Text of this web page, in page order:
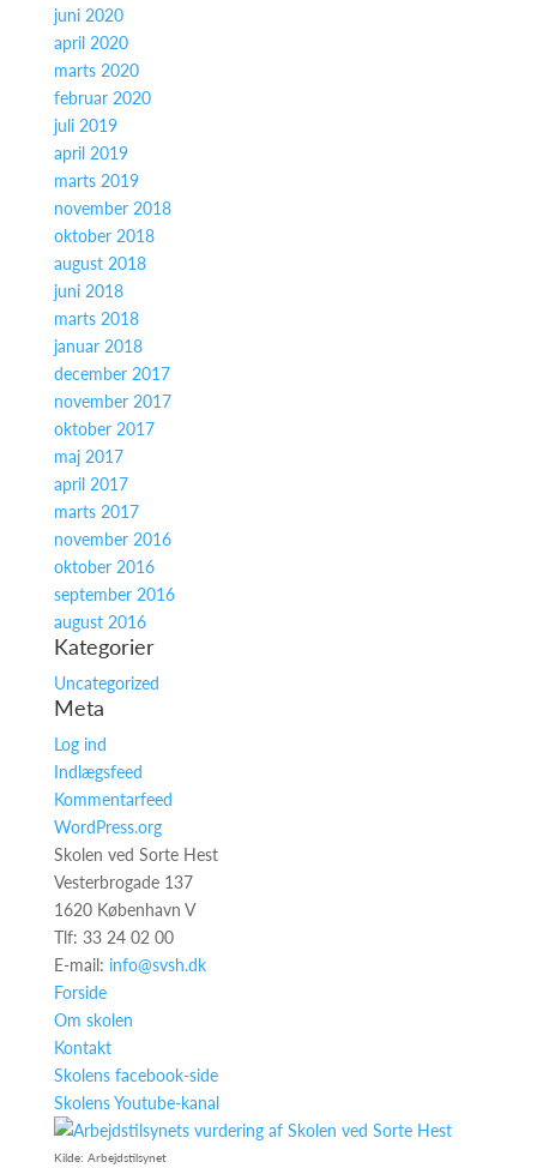
juni 2020
april 2020
marts 2020
februar 2020
juli 2019
april 2019
marts 2019
november 2018
oktober 2018
august 2018
juni 2018
marts 2018
januar 2018
december 2017
november 2017
oktober 2017
maj 2017
april 2017
marts 2017
november 2016
oktober 2016
september 2016
august 2016
Kategorier
Uncategorized
Meta
Log ind
Indlægsfeed
Kommentarfeed
WordPress.org
Skolen ved Sorte Hest
Vesterbrogade 137
1620 København V
Tlf: 33 24 02 00
E-mail: info@svsh.dk
Forside
Om skolen
Kontakt
Skolens facebook-side
Skolens Youtube-kanal
Kilde: Arbejdstilsynet